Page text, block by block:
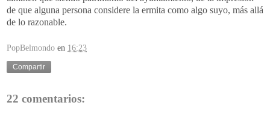
de que alguna persona considere la ermita como algo suyo, más allá
de lo razonable.
PopBelmondo en 16:23
Compartir
22 comentarios: